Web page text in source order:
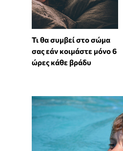
Τι θα συμβεί στο σώμα
σας εάν κοιμάστε μόνο 6
ώρες κάθε βράδυ